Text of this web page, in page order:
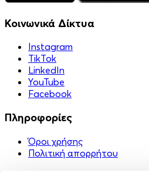
Κοινωνικά Δίκτυα
Instagram
TikTok
LinkedIn
YouTube
Facebook
Πληροφορίες
Όροι χρήσης
Πολιτική απορρήτου